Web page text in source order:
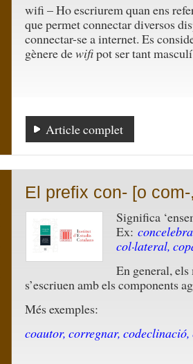
wifi – Ho escriurem quan ens
que permet connectar diversos
connectar-se a internet. Es
gènere dewifipot ser tant
Article complet
El prefix con- [o
Significa
Ex:
col·lateral,
En general,
s’escriuen amb els components
Més exemples:
coautor, corregnar,